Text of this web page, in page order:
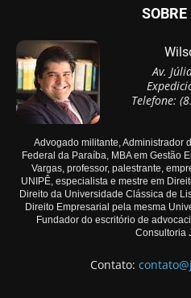
SOBRE
Av.
Telefone:
Advogado militante, Administrador
Federal da Paraíba, MBA em Gestão
Vargas, professor, palestrante,
UNIPÊ, especialista e mestre em
Direito da Universidade Clássica de
Direito Empresarial pela mesma
Fundador do escritório de
Consultoria
Contato: